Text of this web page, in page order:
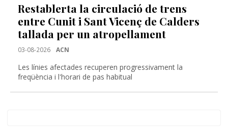
Restablerta la circulació de trens
entre Cunit i Sant Vicenç de Calders
tallada per un atropellament
03-08-2026 ACN
Les línies afectades recuperen progressivament la
freqüència i l'horari de pas habitual